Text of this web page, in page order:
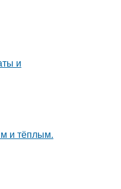
и
и тёплым.